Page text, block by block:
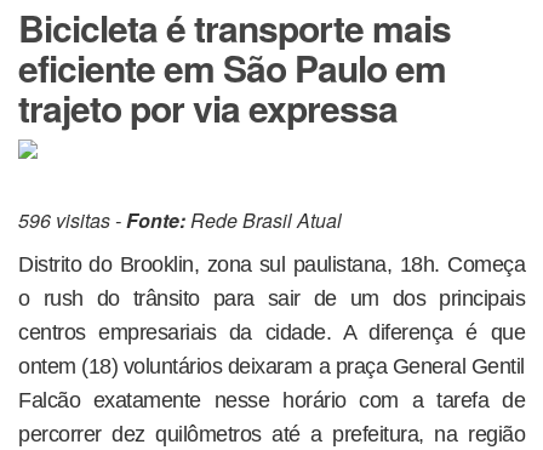
Bicicleta é transporte mais
eficiente em São Paulo em
trajeto por via expressa
596 visitas -Fonte:Rede Brasil Atual
Distrito do Brooklin, zona sul paulistana, 18h. Começa
o rush do trânsito para sair de um dos principais
centros empresariais da cidade. A diferença é que
ontem (18) voluntários deixaram a praça General Gentil
Falcão exatamente nesse horário com a tarefa de
percorrer dez quilômetros até a prefeitura, na região